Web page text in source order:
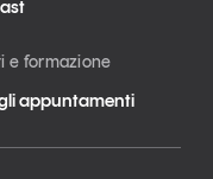
e formazione
appuntamenti